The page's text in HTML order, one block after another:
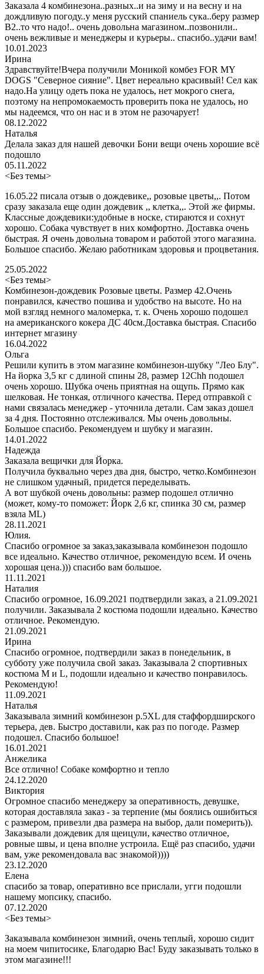
Заказала 4 комбинезона..разных..и на зиму и на весну и на
дождливую погоду..у меня русский спаниель сука..беру размер
В2..то что надо!.. очень довольна магазином..позвонили..
очень вежливые и менеджеры и курьеры.. спасибо..удачи вам!
10.01.2023
Ирина
Здравствуйте!Вчера получили Моникой комбез FOR MY
DOGS "Северное сияние". Цвет нереально красивый! Сел как
надо.На улицу одеть пока не удалось, нет мокрого снега,
поэтому на непромокаемость проверить пока не удалось, но
мы надеемся, что он нас и в этом не разочарует!
08.12.2022
Наталья
Делала заказ для нашей девочки Бони вещи очень хорошие всё
подошло
05.11.2022
<Без темы>
16.05.22 писала отзыв о дождевике,, розовые цветы,,. Потом
сразу заказала еще один дождевик ,, клетка,,. Этой же фирмы.
Классные дождевики:удобные в носке, стираются и сохнут
хорошо. Собака чувствует в них комфортно. Доставка очень
быстрая. Я очень довольна товаром и работой этого магазина.
Большое спасибо. Желаю работникам здоровья и процветания.
25.05.2022
<Без темы>
Комбинезон-дождевик Розовые цветы. Размер 42.Очень
понравился, качество пошива и удобство на высоте. Но на
мой взгляд немного маломерка, т. к. Очень хорошо подошел
на американского кокера ДС 40см.Доставка быстрая. Спасибо
интернет мгазину
16.04.2022
Ольга
Решили купить в этом магазине комбинезон-шубку "Лео Блу".
На йорка 3,5 кг с длиной спины 28, размер 12Chh подошел
очень хорошо. Шубка очень приятная на ощупь. Прямо как
шелковая. Не тонкая, отличного качества. Перед отправкой с
нами связалась менеджер - уточнила детали. Сам заказ дошел
за 4 дня. Постоянно отслеживался. Мы очень довольны.
Большое спасибо. Рекомендуем и шубку и магазин.
14.01.2022
Надежда
Заказала вещички для Йорка.
Получила буквально через два дня, быстро, четко.Комбинезон
не слишком удачный, придется переделывать.
А вот шубкой очень довольны: размер подошел отлично
(может, кому-то поможет: Йорк 2,6 кг, спинка 30 см, размер
взяла ML)
28.11.2021
Юлия.
Спасибо огромное за заказ,заказывала комбинезон подошло
все идеально. Качество отличное, рекомендую всем. И очень
хорошая цена.))) спасибо вам большое.
11.11.2021
Наталия
Спасибо огромное, 16.09.2021 подтвердили заказ, а 21.09.2021
получили. Заказывала 2 костюма подошли идеально. Качество
отличное. Рекомендую.
21.09.2021
Ирина
Спасибо огромное, подтвердили заказ в понедельник, в
субботу уже получила свой заказ. Заказывала 2 спортивных
костюма М и L, подошли идеально и качество понравилось.
Рекомендую!
11.09.2021
Наталья
Заказывала зимний комбинезон р.5XL для стаффордширского
терьера, дев. Быстро доставили, как раз по погоде. Размер
подошел. Спасибо большое!
16.01.2021
Анжелика
Все отлично! Собаке комфортно и тепло
24.12.2020
Виктория
Огромное спасибо менеджеру за оперативность, девушке,
которая доставляла заказ - за терпение (мы боялись ошибиться
с размером, привезли два размера на выбор, дали померить)).
Заказывали дождевик для щеицули, качество отличное,
ровные швы, и цена вполне устроила. Ещё раз спасибо, удачи
вам, уже рекомендовала вас знакомой))))
23.12.2020
Елена
спасибо за товар, оперативно все прислали, угги подошли
нашему мопсику, спасибо.
07.12.2020
<Без темы>
Заказывала комбинезон зимний, очень теплый, хорошо сидит
на моем чипитосике, Благодарю Вас! Буду заказывать только в
этом магазине!!!